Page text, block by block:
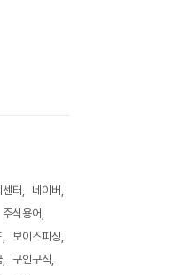
터
네이버
주식용어
보이스피싱
구인구직